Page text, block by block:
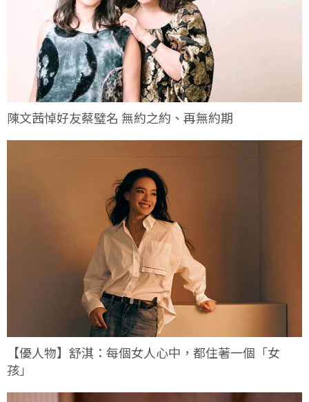
陳文茜悼好友蔡璧名 無約之約、再無約期
【優人物】舒淇：每個女人心中，都住著一個「女
孩」